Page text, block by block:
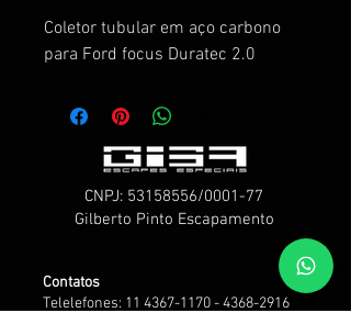
Coletor tubular em aço carbono
para Ford focus Duratec 2.0
CNPJ: 53158556/0001-77
Gilberto Pinto Escapamento
Contatos
Telelefones: 11 4367-1170 - 4368-2916